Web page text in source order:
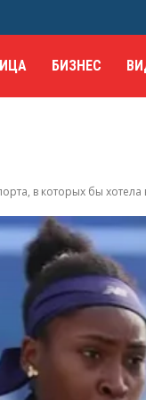
БИЗНЕС
в которых бы хотела